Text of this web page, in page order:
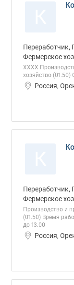
Переработчик,
Фермерское
ХХХХ
хозяйство
Россия,
Переработчик,
Фермерское
Производство и
(01.50) Время
до 13.00
Россия,